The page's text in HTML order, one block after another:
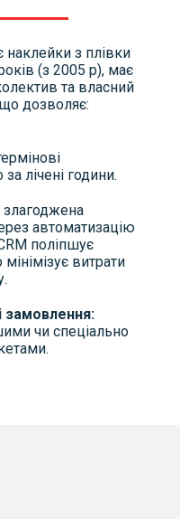
з плівки
(з 2005 р), має
та власний
дозволяє:
лічені години.
злагоджена
автоматизацію
поліпшує
витрати
замовлення:
чи спеціально